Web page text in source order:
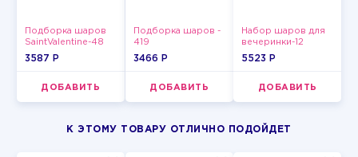
Подборка шаров
SaintValentine-48
3587 P
ДОБАВИТЬ
Подборка шаров -
419
3466 P
ДОБАВИТЬ
Набор шаров для
вечеринки-12
5523 P
ДОБАВИТЬ
К ЭТОМУ ТОВАРУ ОТЛИЧНО ПОДОЙДЕТ